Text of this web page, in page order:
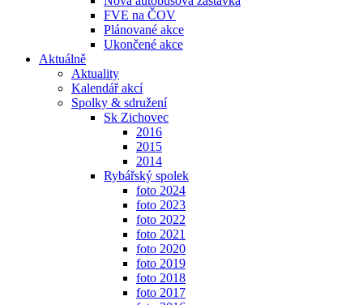
FVE na ČOV
Plánované akce
Ukončené akce
Aktuálně
Aktuality
Kalendář akcí
Spolky & sdružení
Sk Zichovec
2016
2015
2014
Rybářský spolek
foto 2024
foto 2023
foto 2022
foto 2021
foto 2020
foto 2019
foto 2018
foto 2017